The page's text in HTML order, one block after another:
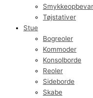
Tøjstativer
Stue
Bogreoler
Kommoder
Konsolborde
Reoler
Sideborde
Skabe